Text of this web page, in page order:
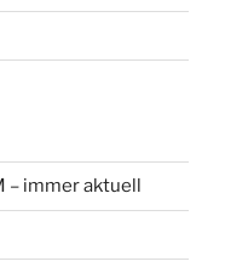
– immer aktuell